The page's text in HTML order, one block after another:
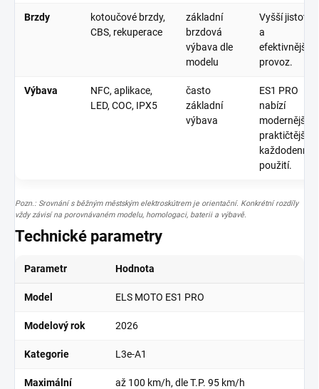
Brzdy
kotoučové brzdy,
CBS, rekuperace
základní
brzdová
výbava dle
modelu
Vyšší jistota
a
efektivnější
provoz.
Výbava
NFC, aplikace,
LED, COC, IPX5
často
základní
výbava
ES1 PRO
nabízí
modernější a
praktičtější
každodenní
použití.
Pozn.: Srovnání s běžným městským elektroskútrem je orientační. Konkrétní rozdíly
vždy závisí na porovnávaném modelu, homologaci, baterii a výbavě.
Technické parametry
Parametr Hodnota
Model ELS MOTO ES1 PRO
Modelový rok 2026
Kategorie L3e-A1
Maximální
až 100 km/h, dle T.P. 95 km/h